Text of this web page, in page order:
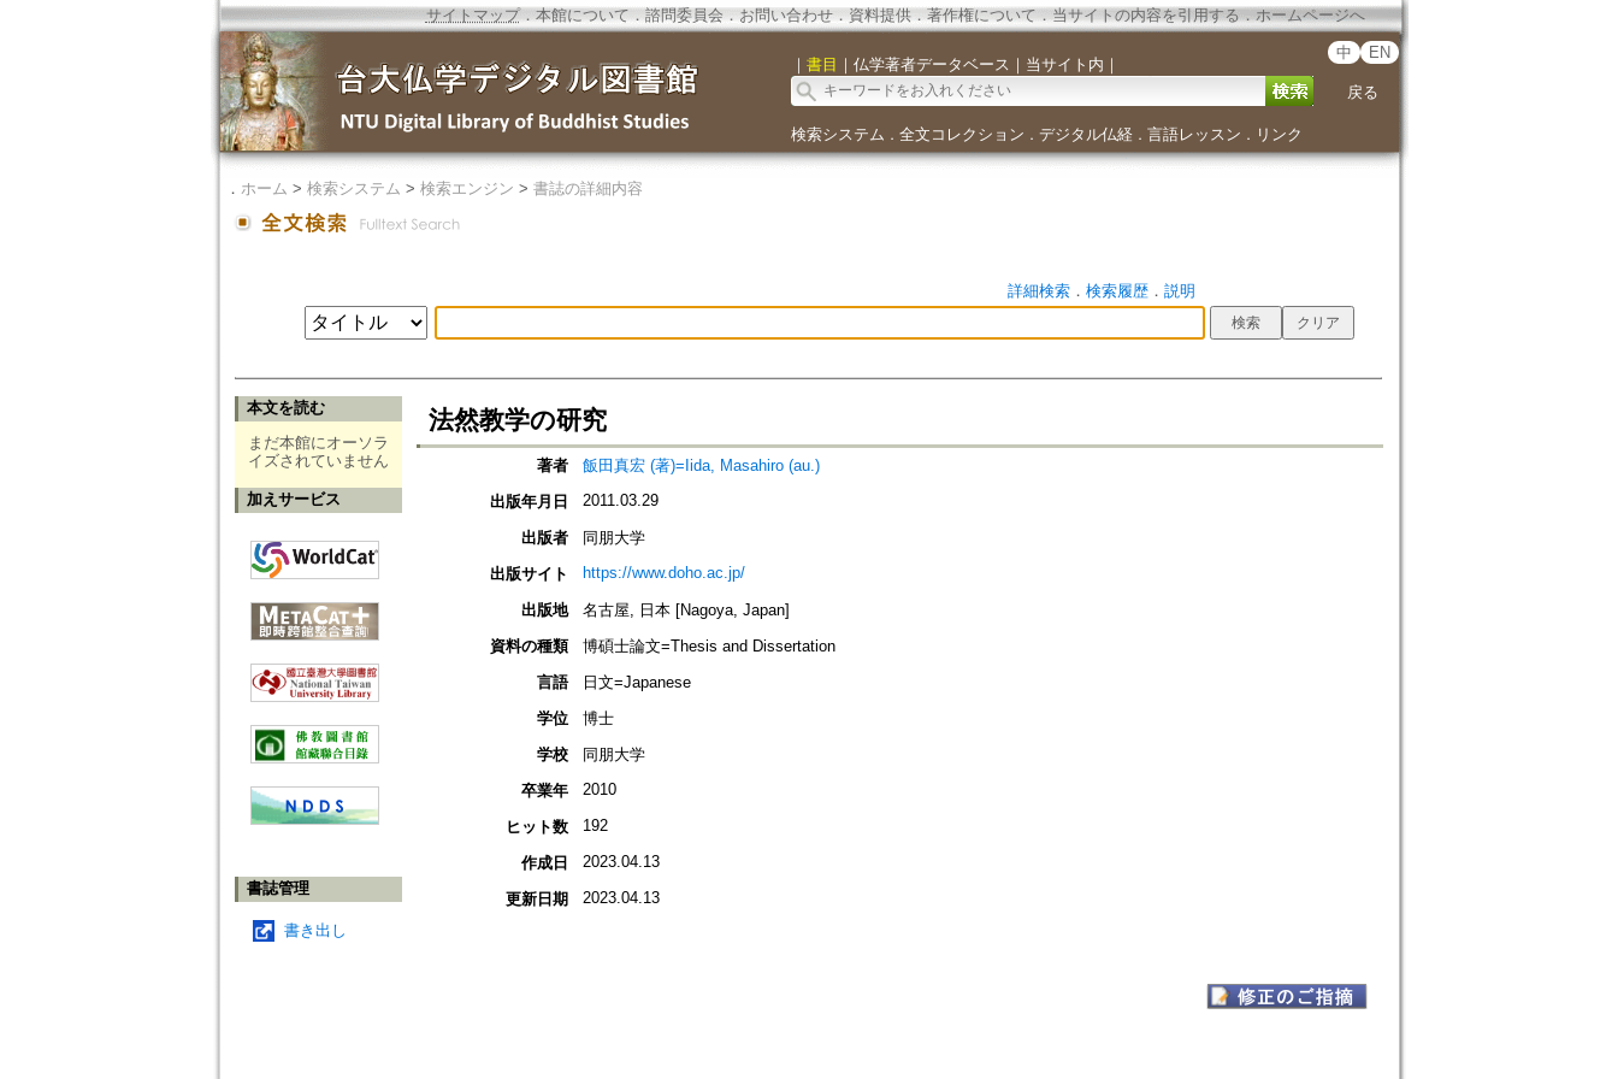
サイトマップ．本館について ． 諮問委員会． お問い合わせ． 資料提供． 著作権について．当サイトの内容を引用する ． ホームページへ
｜ 書目 ｜ 仏学著者データベース ｜ 当サイト内 ｜
中 EN
戻る
検索システム ． 全文コレクション ． デジタル仏経． 言語レッスン ． リンク
． ホーム > 検索システム > 検索エンジン > 書誌の詳細内容
詳細検索． 検索履歴． 説明
本文を読む
まだ本館にオーソラ
イズされていません
加えサービス
書誌管理
書き出し
法然教学の研究
著者
飯田真宏 (著)=Iida, Masahiro (au.)
出版年月日
2011.03.29
出版者
同朋大学
出版サイト
https://www.doho.ac.jp/
出版地
名古屋, 日本 [Nagoya, Japan]
資料の種類
博碩士論文=Thesis and Dissertation
言語
日文=Japanese
学位
博士
学校
同朋大学
卒業年
2010
ヒット数 192
作成日 2023.04.13
更新日期 2023.04.13